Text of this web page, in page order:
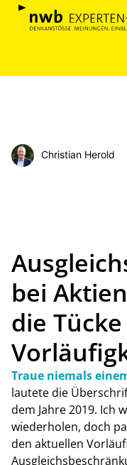
Christian Herold
bei
die
Traue niemals
lautete die
dem Jahre 2019. Ich
wiederholen, doch
den aktuellen